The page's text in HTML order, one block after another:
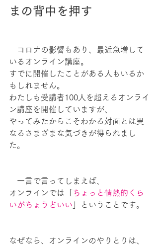
まの背中を押す
コロナの影響もあり、最近急増して
いるオンライン講座。
すでに開催したことがある人もいるか
もしれません。
わたしも受講者100人を超えるオンライ
ン講座を開催していますが、
やってみたからこそわかる対面とは異
なるさまざまな気づきが得られまし
た。
一言で言ってしまえば、
オンラインでは「
ちょっと情熱的くら
いがちょうどいい 」ということです。
なぜなら、オンラインのやりとりは、